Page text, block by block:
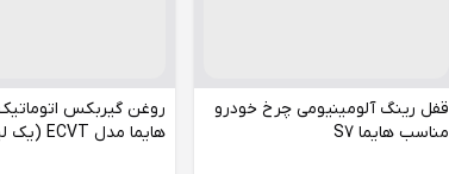
قفل رینگ آلومینیومی چرخ خودرو
مناسب هایما S7
روغن گیربکس
هایما مدل ECVT (یک لیتری)